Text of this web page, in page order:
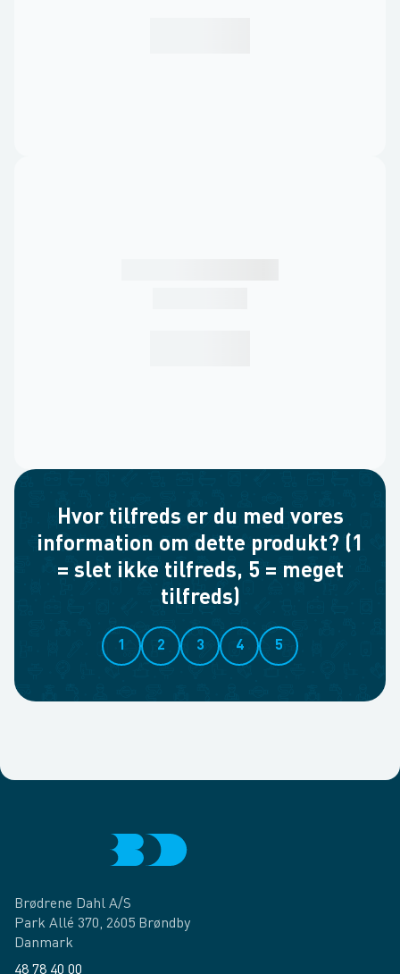
Hvor tilfreds er du med vores
information om dette produkt? (1
= slet ikke tilfreds, 5 = meget
tilfreds)
1 2 3 4 5
Brødrene Dahl A/S
Park Allé 370, 2605 Brøndby
Danmark
48 78 40 00